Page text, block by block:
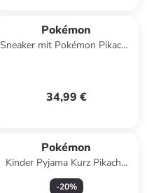
Pokémon
Sneaker mit Pokémon Pikachu
34,99 €
Pokémon
Kinder Pyjama Kurz Pikachu
Glumanda in Mehrfarbig
-20%